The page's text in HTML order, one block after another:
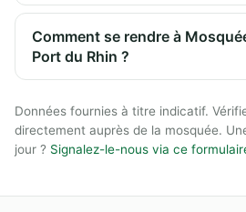
Comment se rendre à
Port du Rhin ?
Données fournies à titre indicatif.
directement auprès de la mosquée.
jour ? Signalez-le-nous via ce